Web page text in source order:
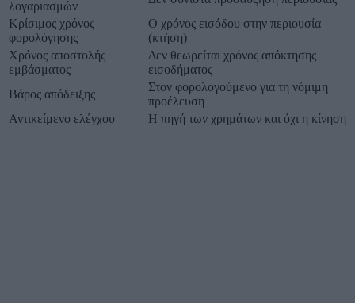
λογαριασμών
Κρίσιμος χρόνος
φορολόγησης
Ο χρόνος εισόδου στην περιουσία
(κτήση)
Χρόνος αποστολής
εμβάσματος
Δεν θεωρείται χρόνος απόκτησης
εισοδήματος
Βάρος απόδειξης
Στον φορολογούμενο για τη νόμιμη
προέλευση
Αντικείμενο ελέγχου
Η πηγή των χρημάτων και όχι η κίνηση